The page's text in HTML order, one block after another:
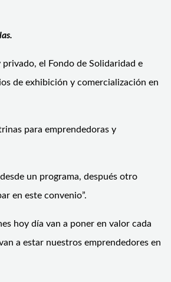
el Fondo de Solidaridad e
de exhibición y comercialización en
para emprendedoras y
un programa, después otro
en este convenio”.
hoy día van a poner en valor cada
a estar nuestros emprendedores en